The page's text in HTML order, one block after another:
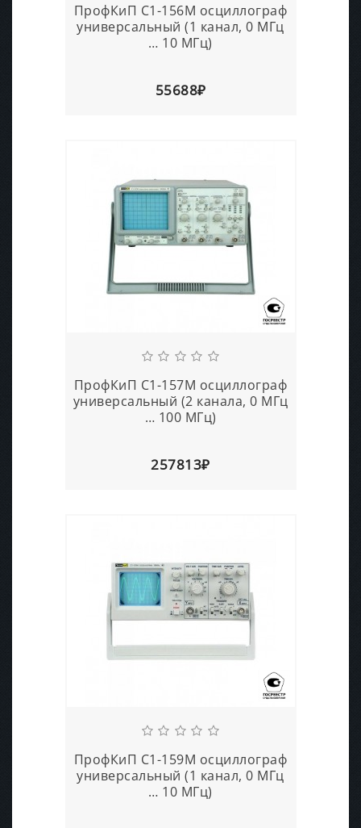
ПрофКиП С1-156М осциллограф
универсальный (1 канал, 0 МГц
… 10 МГц)
55688₽
ПрофКиП С1-157М осциллограф
универсальный (2 канала, 0 МГц
… 100 МГц)
257813₽
ПрофКиП С1-159М осциллограф
универсальный (1 канал, 0 МГц
… 10 МГц)